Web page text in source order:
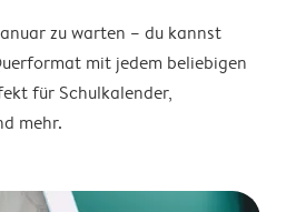
zu warten – du kannst
mit jedem beliebigen
für Schulkalender,
mehr.